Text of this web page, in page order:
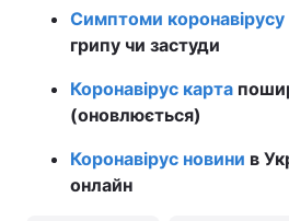
Симптоми коронавірусу
грипу чи застуди
Коронавірус карта
(оновлюється)
Коронавірус новини в
онлайн